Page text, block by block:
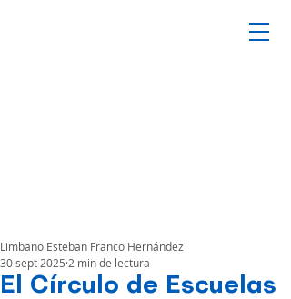
El Círculo de Escuelas
Limbano Esteban Franco Hernández
30 sept 2025 2 min de lectura